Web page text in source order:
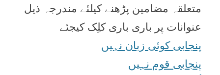
متعلقہ مضامین پڑھنے کیلئے مندرجہ ذیل
عنوانات پر باری باری کلِک کیجئے
پنجابی کوئی زبان نہیں
پنجابی قوم نہیں